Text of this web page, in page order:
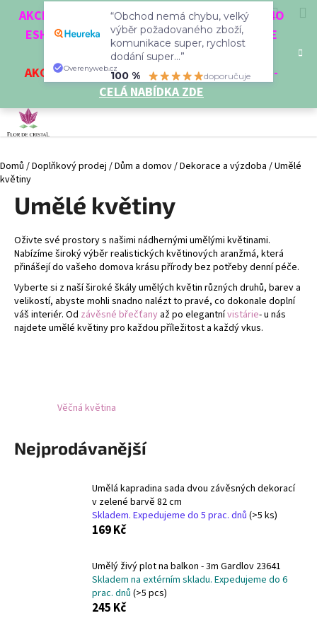
AKCE 3 + 1 ZDARMA. NAKUPTE 4 VĚCI Z NAŠEHO
ESHOPU A ČTVRTÝ NEJLEVNĚJŠÍ DOSTANETE
ZDARMA!
AKCENA VYBRANÉ VÝROBKY-SLEVA AŽ 35% -
CELÁ NABÍDKA ZDE
CZK Hledat Přihlášení
Domů /Doplňkový prodej /Dům a domov/Dekorace a výzdoba /Umělé
květiny
Umělé květiny
Oživte své prostory s našimi nádhernými umělými květinami.
Nabízíme široký výběr realistických květinových aranžmá, která
přinášejí do vašeho domova krásu přírody bez potřeby denní péče.
Vyberte si z naší široké škály umělých květin různých druhů, barev a
velikostí, abyste mohli snadno nalézt to pravé, co dokonale doplní
váš interiér. Od závěsné břečťany až po elegantnívistárie- u nás
najdete umělé květiny pro každou příležitost a každý vkus.
Věčná květina
Nejprodávanější
Umělá kapradina sada dvou závěsných dekorací
v zelené barvě 82 cm
Skladem. Expedujeme do 5 prac. dnů (>5 ks)
169 Kč
Umělý živý plot na balkon - 3m Gardlov 23641
Skladem na extérním skladu. Expedujeme do 6
prac. dnů (>5 pcs)
245 Kč
Zpět
Zpět
p
o
ř
e
b
j
e
t
e
n
a
HLEDAT
100 % doporučuje
Overenyweb.cz